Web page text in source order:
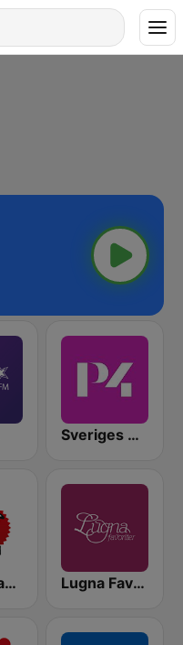
Sveriges Radio P4 Stockholm
Mix Megapol Göteborg Lugna Favoriter